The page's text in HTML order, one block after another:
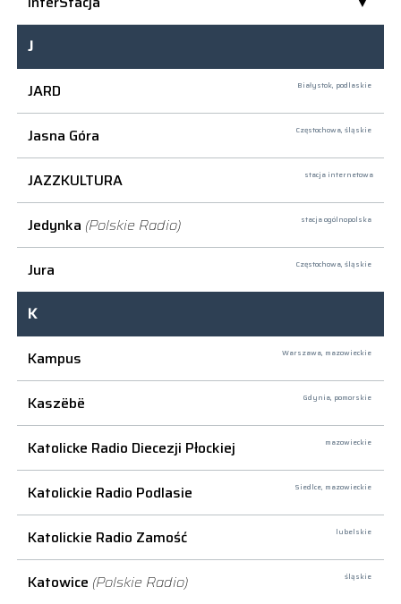
J
JARD
Białystok, podlaskie
Jasna Góra Częstochowa, śląskie
JAZZKULTURA stacja internetowa
Jedynka (Polskie Radio) stacja ogólnopolska
Jura Częstochowa, śląskie
K
Kampus
Warszawa, mazowieckie
Kaszëbë Gdynia, pomorskie
Katolicke Radio Diecezji Płockiej mazowieckie
Katolickie Radio Podlasie Siedlce, mazowieckie
Katolickie Radio Zamość lubelskie
Katowice (Polskie Radio) śląskie